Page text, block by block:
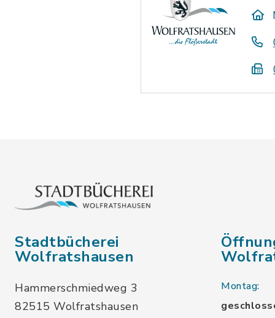
Stadtbücherei
Wolfratshausen
Hammerschmiedweg 3
82515 Wolfratshausen
Montag: